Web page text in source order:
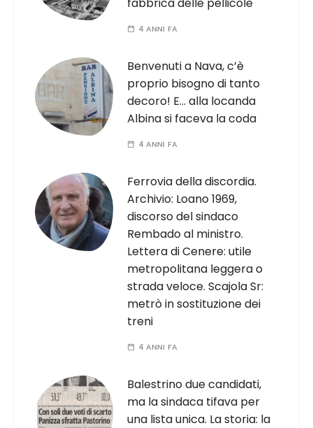
4 ANNI FA
Benvenuti a Nava, c’è
proprio bisogno di tanto
decoro! E… alla locanda
Albina si faceva la coda
4 ANNI FA
Ferrovia della discordia.
Archivio: Loano 1969,
discorso del sindaco
Rembado al ministro.
Lettera di Cenere: utile
metropolitana leggera o
strada veloce. Scajola Sr:
metrò in sostituzione dei
treni
4 ANNI FA
Balestrino due candidati,
ma la sindaca tifava per
una lista unica. La storia: la